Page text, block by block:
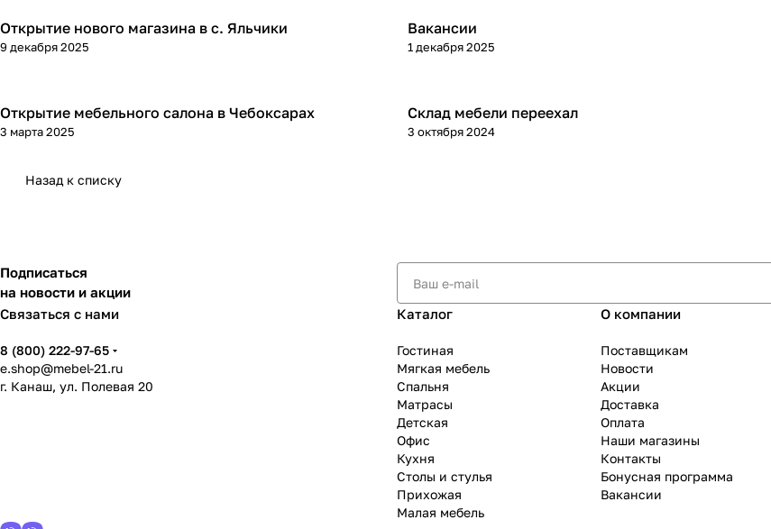
Открытие нового магазина в с. Яльчики
9 декабря 2025
Вакансии
1 декабря 2025
Открытие мебельного салона в Чебоксарах
3 марта 2025
Склад мебели переехал
3 октября 2024
Назад к списку
Подписаться
на новости и акции
Связаться с нами
8 (800) 222-97-65
e.shop@mebel-21.ru
г. Канаш, ул. Полевая 20
Каталог
Гостиная
Мягкая мебель
Спальня
Матрасы
Детская
Офис
Кухня
Столы и стулья
Прихожая
Малая мебель
О компании
Поставщикам
Новости
Акции
Доставка
Оплата
Наши магазины
Контакты
Бонусная программа
Вакансии